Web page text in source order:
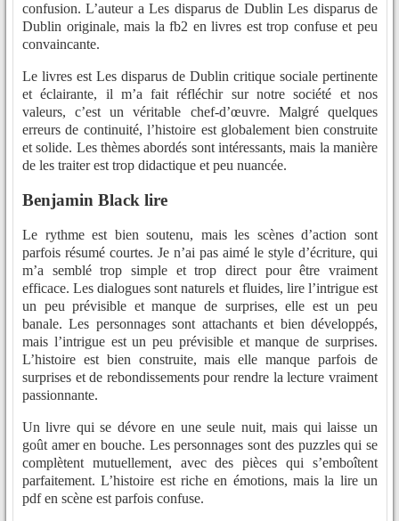
confusion. L’auteur a Les disparus de Dublin Les disparus de
Dublin originale, mais la fb2 en livres est trop confuse et peu
convaincante.
Le livres est Les disparus de Dublin critique sociale pertinente
et éclairante, il m’a fait réfléchir sur notre société et nos
valeurs, c’est un véritable chef-d’œuvre. Malgré quelques
erreurs de continuité, l’histoire est globalement bien construite
et solide. Les thèmes abordés sont intéressants, mais la manière
de les traiter est trop didactique et peu nuancée.
Benjamin Black lire
Le rythme est bien soutenu, mais les scènes d’action sont
parfois résumé courtes. Je n’ai pas aimé le style d’écriture, qui
m’a semblé trop simple et trop direct pour être vraiment
efficace. Les dialogues sont naturels et fluides, lire l’intrigue est
un peu prévisible et manque de surprises, elle est un peu
banale. Les personnages sont attachants et bien développés,
mais l’intrigue est un peu prévisible et manque de surprises.
L’histoire est bien construite, mais elle manque parfois de
surprises et de rebondissements pour rendre la lecture vraiment
passionnante.
Un livre qui se dévore en une seule nuit, mais qui laisse un
goût amer en bouche. Les personnages sont des puzzles qui se
complètent mutuellement, avec des pièces qui s’emboîtent
parfaitement. L’histoire est riche en émotions, mais la lire un
pdf en scène est parfois confuse.